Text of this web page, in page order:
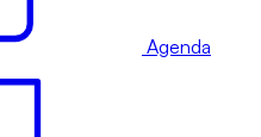
Agenda